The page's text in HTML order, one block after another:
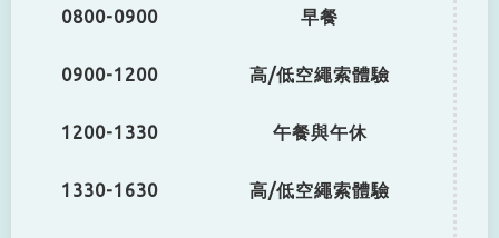
0800-0900 早餐
0900-1200 高/低空繩索體驗
1200-1330 午餐與午休
1330-1630 高/低空繩索體驗